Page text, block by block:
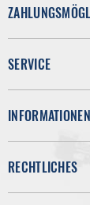
SERVICE
INFORMATIONEN
RECHTLICHES